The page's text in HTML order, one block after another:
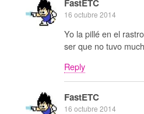
FastETC
16 octubre 2014
Yo la pillé en el
ser que no tuvo
Reply
FastETC
16 octubre 2014